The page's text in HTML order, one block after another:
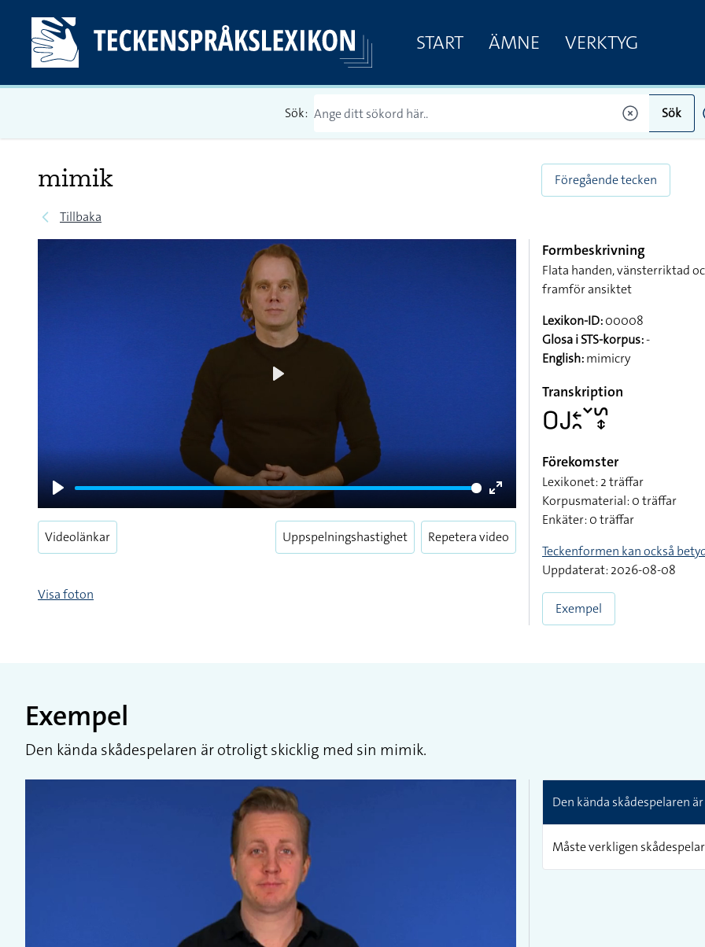
START ÄMNE VERKTYG
Sök: Sök
mimik
Tillbaka
Föregående tecken
Play
Enter
fullscreen
Videolänkar Uppspelningshastighet Repetera video
Visa foton
Formbeskrivning
Flata handen, vänsterriktad
framför ansiktet
Lexikon-ID:00008
Glosa i STS-korpus:-
English:mimicry
Transkription
􌤆􌤢􌥓􌥘􌥧􌥲􌦋
Förekomster
Lexikonet: 2 träffar
Korpusmaterial: 0 träffar
Enkäter: 0 träffar
Teckenformen kan också
Uppdaterat: 2026-08-08
Exempel
Exempel
Den kända skådespelaren är otroligt skicklig med sin mimik.
Den kända skådespelaren
Måste verkligen